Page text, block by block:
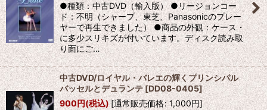
●種類：中古DVD（輸入版） ●リージョンコー
ド：不明（シャープ、東芝、Panasonicのプレー
ヤーで再生できました） ●商品の外観：ケース・
に多少スリキズが付いています。ディスク読み取
り面にご…
中古DVD/ロイヤル・バレエの輝くプリンシパル
バッセルとデュランテ [DD08-0405]
900円(税込)[通常販売価格: 1,000円]